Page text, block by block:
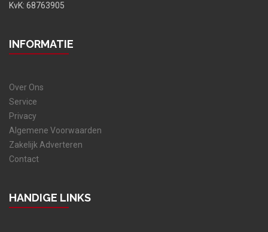
KvK: 68763905
INFORMATIE
Over Ons
Service
Privacy
Algemene Voorwaarden
Zakelijk Adverteren
Contact
HANDIGE LINKS